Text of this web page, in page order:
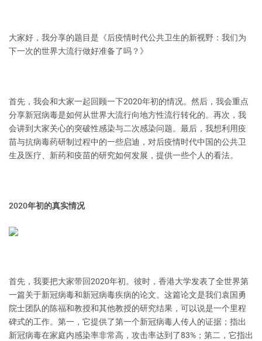
大家好，我分享的题目是《后疫情时代公共卫生的新视野：我们为
下一次的世界大流行做好准备了吗？》
首先，我会和大家一起回顾一下2020年初的情况。然后，我会重点
分享新冠病毒是如何从世界大流行向地方性流行转化的。再次，我
会讲到大家关心的突破性感染与二次感染问题。最后，我想利用疫
苗与抗病毒药研制过程中的一些启迪，对后疫情时代中国的公共卫
生及医疗、新药和疫苗的研究如何发展，提供一些个人的看法。
2020年初的真实情况
首先，我要把大家带回2020年初。彼时，香港大学发表了全世界第
一篇关于新冠病毒和新冠病毒疾病的论文。这篇论文是我们袁国勇
院士团队的陈福和教授和其他教授的研究结果，可以说是一个里程
碑式的工作。第一，它提供了第一个新冠病毒人传人的证据；指出
新冠病毒在家庭内感染率非常高，攻击率达到了83%；第二，它指出